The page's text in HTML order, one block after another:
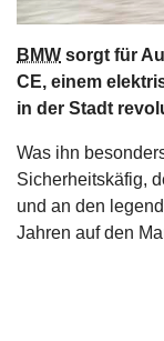
BMW sorgt für
CE, einem
in der Stadt
Was ihn
Sicherheitskäfig,
und an den
Jahren auf den